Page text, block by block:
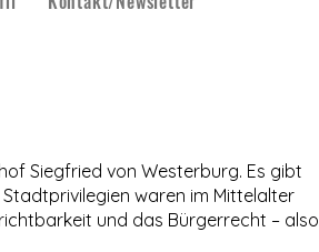
Siegfried von Westerburg. Es gibt
waren im Mittelalter
und das Bürgerrecht – also